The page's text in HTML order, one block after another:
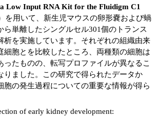
Low Input RNA Kit for the Fluidigm C1
を用いて、新生児マウスの卵形嚢および蝸
ら単離したシングルセル301個のトランス
析を実施しています。それぞれの組織由来
細胞とを比較したところ、両種類の細胞は
ったものの、転写プロファイルが異なるこ
りました。この研究で得られたデータか
胞の発生過程についての重要な情報が得ら
of early kidney development: